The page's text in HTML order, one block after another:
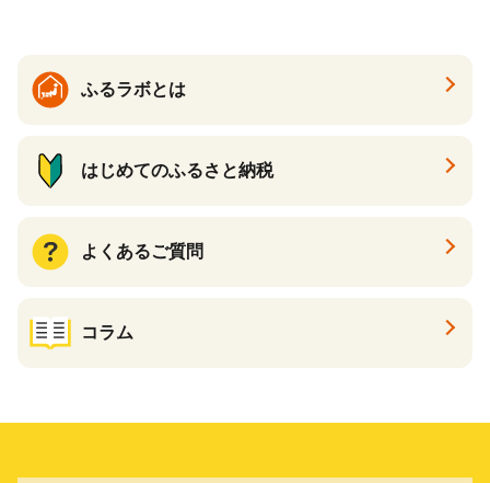
ふるラボとは
はじめてのふるさと納税
よくあるご質問
コラム